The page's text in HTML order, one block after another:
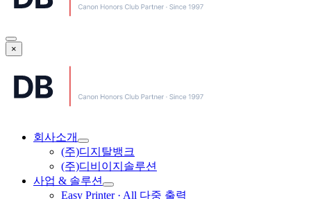
×
회사소개
(주)디지탈뱅크
(주)디비이지솔루션
사업 & 솔루션
Easy Printer · All 다중 출력